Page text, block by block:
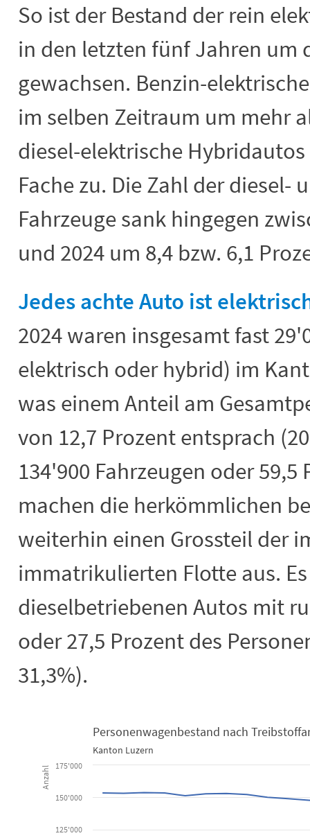
So ist der Bestand der rein
in den letzten fünf Jahren um
gewachsen. Benzin-
im selben Zeitraum um mehr
diesel-elektrische
Fache zu. Die Zahl der diesel-
Fahrzeuge sank hingegen
und 2024 um 8,4 bzw. 6,1
Jedes achte Auto ist
2024 waren insgesamt fast
elektrisch oder hybrid) im
was einem Anteil am
von 12,7 Prozent entsprach
134'900 Fahrzeugen oder 59,5
machen die herkömmlichen
weiterhin einen Grossteil der
immatrikulierten Flotte aus.
dieselbetriebenen Autos mit
oder 27,5 Prozent des
31,3%).
Personenwagenbestand nach
Line chart with 7 lines.
Anzahl
Personenwagenbestand nach
Kanton Luzern
125'000
150'000
175'000